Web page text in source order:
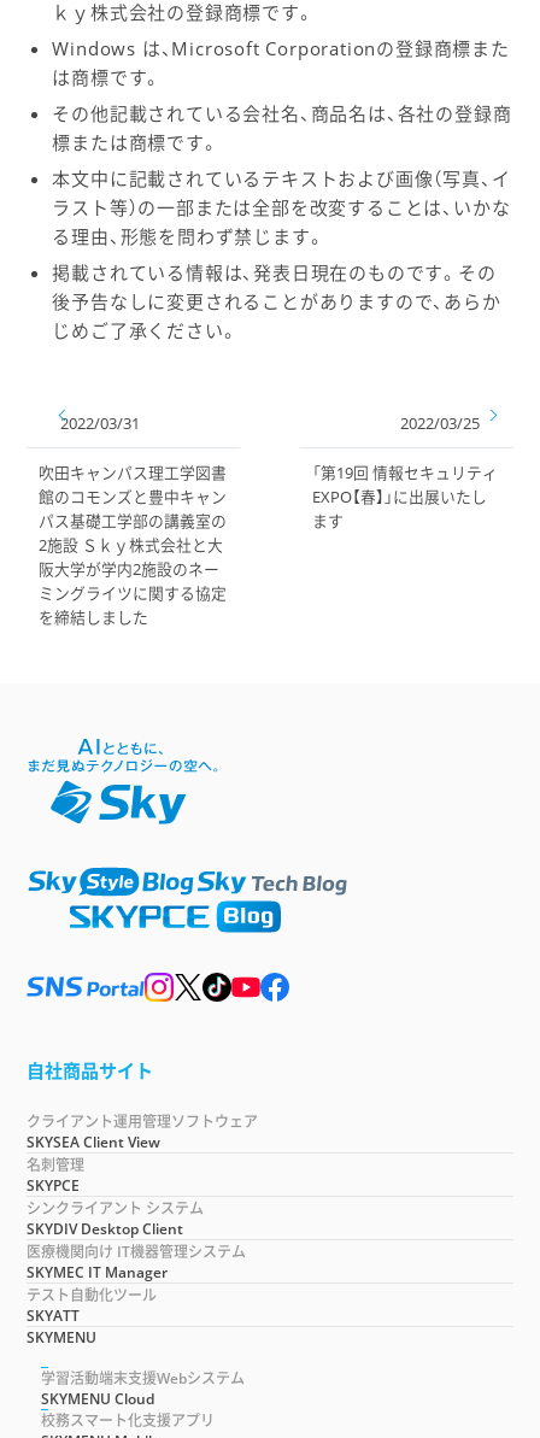
ｋｙ株式会社の登録商標です。
Windows は、Microsoft Corporationの登録商標また
は商標です。
その他記載されている会社名、商品名は、各社の登録商
標または商標です。
本文中に記載されているテキストおよび画像（写真、イ
ラスト等）の一部または全部を改変することは、いかな
る理由、形態を問わず禁じます。
掲載されている情報は、発表日現在のものです。その
後予告なしに変更されることがありますので、あらか
じめご了承ください。
2022/03/31
吹田キャンパス理工学図書
館のコモンズと豊中キャン
パス基礎工学部の講義室の
2施設 Ｓｋｙ株式会社と大
阪大学が学内2施設のネー
ミングライツに関する協定
を締結しました
2022/03/25
「第19回 情報セキュリティ
EXPO【春】」に出展いたし
ます
自社商品サイト
クライアント運用管理ソフトウェア
SKYSEA Client View
名刺管理
SKYPCE
シンクライアント システム
SKYDIV Desktop Client
医療機関向け IT機器管理システム
SKYMEC IT Manager
テスト自動化ツール
SKYATT
SKYMENU
学習活動端末支援Webシステム
SKYMENU Cloud
校務スマート化支援アプリ